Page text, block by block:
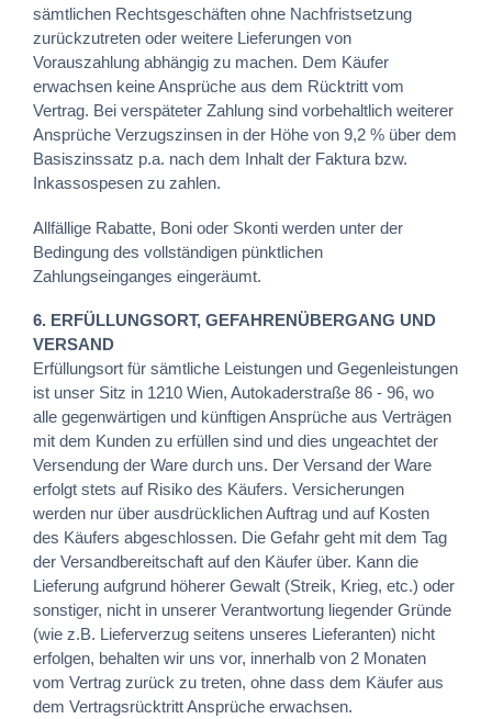
sämtlichen Rechtsgeschäften ohne Nachfristsetzung
zurückzutreten oder weitere Lieferungen von
Vorauszahlung abhängig zu machen. Dem Käufer
erwachsen keine Ansprüche aus dem Rücktritt vom
Vertrag. Bei verspäteter Zahlung sind vorbehaltlich weiterer
Ansprüche Verzugszinsen in der Höhe von 9,2 % über dem
Basiszinssatz p.a. nach dem Inhalt der Faktura bzw.
Inkassospesen zu zahlen.
Allfällige Rabatte, Boni oder Skonti werden unter der
Bedingung des vollständigen pünktlichen
Zahlungseinganges eingeräumt.
6. ERFÜLLUNGSORT, GEFAHRENÜBERGANG UND
VERSAND
Erfüllungsort für sämtliche Leistungen und Gegenleistungen
ist unser Sitz in 1210 Wien, Autokaderstraße 86 - 96, wo
alle gegenwärtigen und künftigen Ansprüche aus Verträgen
mit dem Kunden zu erfüllen sind und dies ungeachtet der
Versendung der Ware durch uns. Der Versand der Ware
erfolgt stets auf Risiko des Käufers. Versicherungen
werden nur über ausdrücklichen Auftrag und auf Kosten
des Käufers abgeschlossen. Die Gefahr geht mit dem Tag
der Versandbereitschaft auf den Käufer über. Kann die
Lieferung aufgrund höherer Gewalt (Streik, Krieg, etc.) oder
sonstiger, nicht in unserer Verantwortung liegender Gründe
(wie z.B. Lieferverzug seitens unseres Lieferanten) nicht
erfolgen, behalten wir uns vor, innerhalb von 2 Monaten
vom Vertrag zurück zu treten, ohne dass dem Käufer aus
dem Vertragsrücktritt Ansprüche erwachsen.